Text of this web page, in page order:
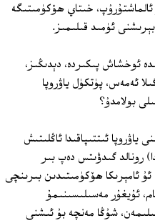
ئالماشتۇرۇپ، خىتاي ھۆكۈمىتىگە
بېرىشنى ئۈمىد قىلىمىز.
ئوخشاش پىكىردە، دېدىڭىز،
ئەمەس، پۈتكۈل ياۋروپا
بولامدۇ؟
ئىتتىپاقىدا ئاڭلىتىش
رونالد گىدۋىتس دەپ بىر
ئۇ ئامېرىكا ھۆكۈمىتىدىن بىرىنچى
ئۇيغۇر مەسىلىسىنىمۇ
شۇڭا مەنچە بۇ ئىشنى